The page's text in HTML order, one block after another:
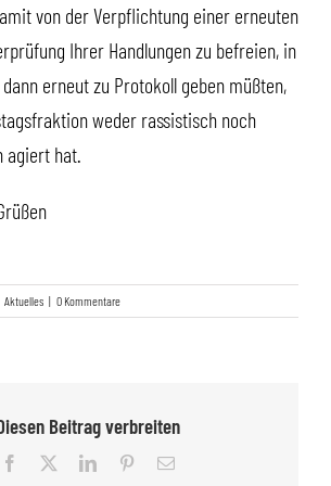
von der Verpflichtung einer erneuten
Ihrer Handlungen zu befreien, in
erneut zu Protokoll geben müßten,
weder rassistisch noch
agiert hat.
Aktuelles | 0 Kommentare
Beitrag verbreiten
Facebook LinkedInPinterest
E-